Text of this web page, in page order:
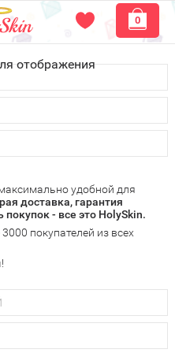
0
отображения
городам России.
Почтой России или
PickPoint или пункте
ужена
получитьбесплатную
и оплаты в Вашем городе
любым удобным способом:
Сбербанк) и другими
удобной для
доставка, гарантия
покупок - все это HolySkin.
покупателей из всех
вопросы по работе
товарам, рассказать о